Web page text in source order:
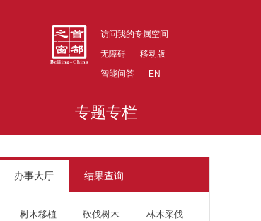
访问我的专属空间
无障碍
移动版
智能问答
EN
专题专栏
办事大厅 结果查询
树木移植 砍伐树木
林木采伐